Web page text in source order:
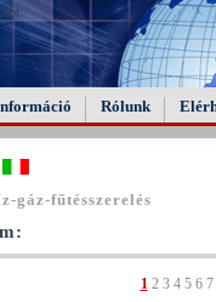
Rólunk
gáz-fűtésszerelés
1 2 3 4 5 6 7